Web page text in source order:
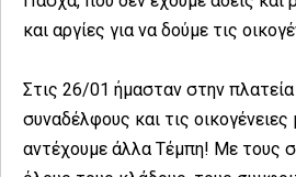
και αργίες για να δούμε τις
Στις 26/01 ήμασταν στην
συναδέλφους και τις οικογένειες
αντέχουμε άλλα Τέμπη! Με τους